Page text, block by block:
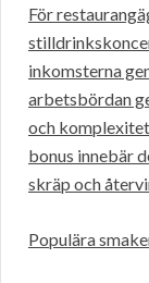
För
inkomsterna
arbetsbördan
och
bonus innebär
skräp och
Populära